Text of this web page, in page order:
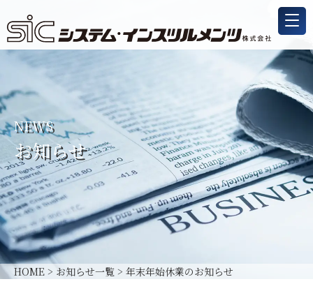
NEWS
お知らせ
HOME > お知らせ一覧 > 年末年始休業のお知らせ